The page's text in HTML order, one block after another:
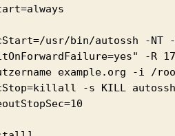
usr/bin/autossh -NT
-R
example.org -i /
-s KILL autossh